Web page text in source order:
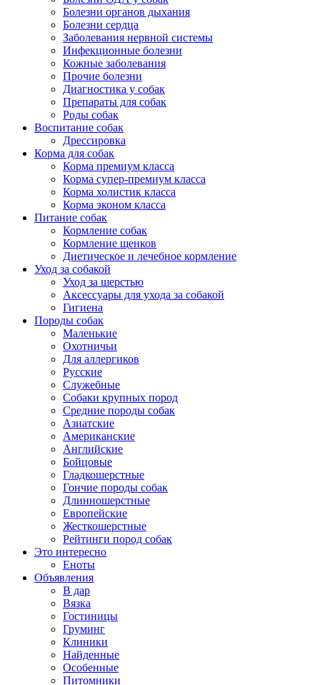
Болезни органов дыхания
Болезни сердца
Заболевания нервной системы
Инфекционные болезни
Кожные заболевания
Прочие болезни
Диагностика у собак
Препараты для собак
Роды собак
Воспитание собак
Дрессировка
Корма для собак
Корма премиум класса
Корма супер-премиум класса
Корма холистик класса
Корма эконом класса
Питание собак
Кормление собак
Кормление щенков
Диетическое и лечебное кормление
Уход за собакой
Уход за шерстью
Аксессуары для ухода за собакой
Гигиена
Породы собак
Маленькие
Охотничьи
Для аллергиков
Русские
Служебные
Собаки крупных пород
Средние породы собак
Азиатские
Американские
Английские
Бойцовые
Гладкошерстные
Гончие породы собак
Длинношерстные
Европейские
Жесткошерстные
Рейтинги пород собак
Это интересно
Еноты
Объявления
В дар
Вязка
Гостиницы
Груминг
Клиники
Найденные
Особенные
Питомники